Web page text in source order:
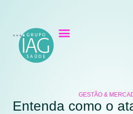
GESTÃO &
Entenda como o